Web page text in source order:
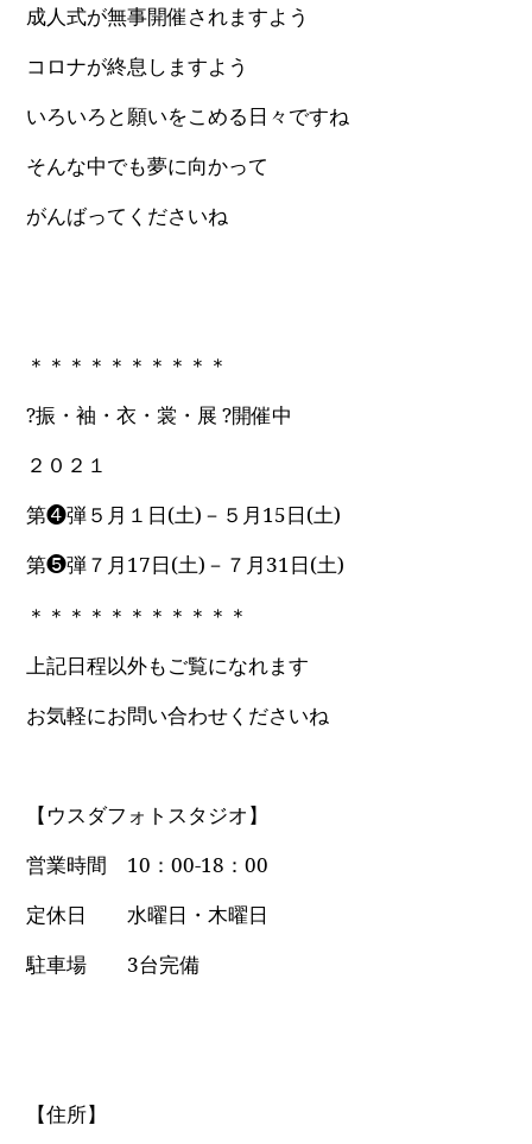
成人式が無事開催されますよう
コロナが終息しますよう
いろいろと願いをこめる日々ですね
そんな中でも夢に向かって
がんばってくださいね
＊＊＊＊＊＊＊＊＊＊
?振・袖・衣・裳・展 ?開催中
２０２１
第❹弾５月１日(土)－５月15日(土)
第❺弾７月17日(土)－７月31日(土)
＊＊＊＊＊＊＊＊＊＊＊
上記日程以外もご覧になれます
お気軽にお問い合わせくださいね
【ウスダフォトスタジオ】
営業時間 10：00-18：00
定休日 水曜日・木曜日
駐車場 3台完備
【住所】